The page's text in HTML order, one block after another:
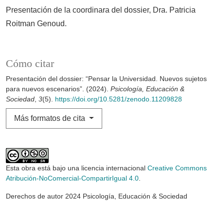
Cómo citar
Presentación del dossier: “Pensar la Universidad. Nuevos sujetos
para nuevos escenarios”. (2024). Psicología, Educación &
Sociedad, 3(5). https://doi.org/10.5281/zenodo.11209828
Más formatos de cita
Presentación de la coordinara del dossier, Dra. Patricia
Roitman Genoud.
Esta obra está bajo una licencia internacional Creative Commons
Atribución-NoComercial-CompartirIgual 4.0.
Derechos de autor 2024 Psicología, Educación & Sociedad